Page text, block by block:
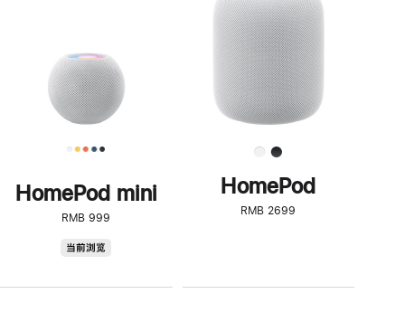
HomePod mini
RMB 999
当前浏览
了
解
HomePod<
HomePod
RMB 2699